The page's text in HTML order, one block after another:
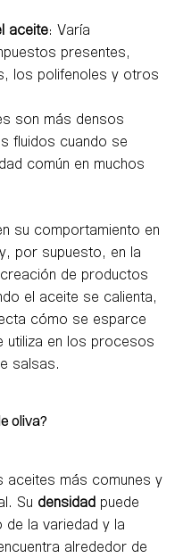
aceite: Varía
presentes,
los polifenoles y otros
son más densos
fluidos cuando se
común en muchos
su comportamiento en
por supuesto, en la
de productos
el aceite se calienta,
cómo se esparce
utiliza en los procesos
salsas.
oliva?
aceites más comunes y
Su densidad puede
de la variedad y la
alrededor de